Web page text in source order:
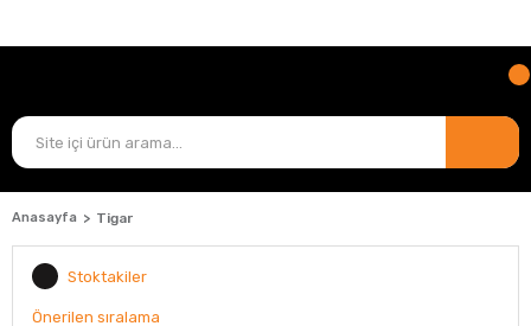
Anasayfa Tigar
Stoktakiler